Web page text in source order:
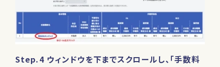
Step.4 ウィンドウを下までスクロールし、「手数料